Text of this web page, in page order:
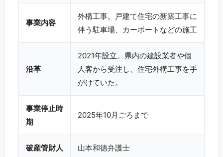
事業内容
外構工事。戸建て住宅の新築工事に
伴う駐車場、カーポートなどの施工
沿革
2021年設立。県内の建設業者や個
人客から受注し、住宅外構工事を手
がけていた。
事業停止時
期
2025年10月ごろまで
破産管財人 山本和徳弁護士